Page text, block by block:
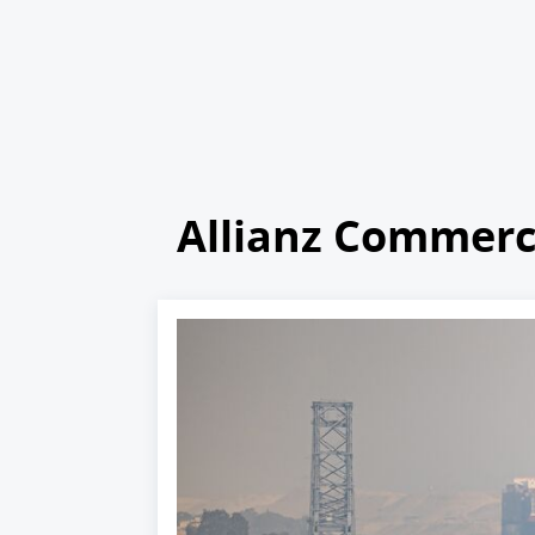
Allianz